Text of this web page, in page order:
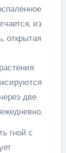
из
открытая
две
гной с